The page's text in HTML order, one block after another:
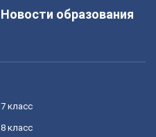
Новости образования
7 класс
8 класс